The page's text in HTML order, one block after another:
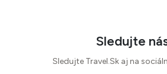
Sledujte
Sledujte Travel.Sk aj na